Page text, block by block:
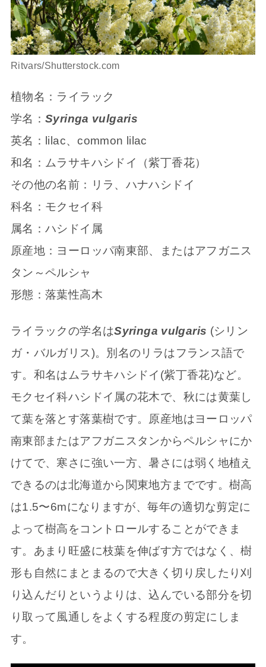
Ritvars/Shutterstock.com
植物名：ライラック
学名：Syringa vulgaris
英名：lilac、common lilac
和名：ムラサキハシドイ（紫丁香花）
その他の名前：リラ、ハナハシドイ
科名：モクセイ科
属名：ハシドイ属
原産地：ヨーロッパ南東部、またはアフガニス
タン～ペルシャ
形態：落葉性高木
ライラックの学名はSyringa vulgaris (シリン
ガ・バルガリス)。別名のリラはフランス語で
す。和名はムラサキハシドイ(紫丁香花)など。
モクセイ科ハシドイ属の花木で、秋には黄葉し
て葉を落とす落葉樹です。原産地はヨーロッパ
南東部またはアフガニスタンからペルシャにか
けてで、寒さに強い一方、暑さには弱く地植え
できるのは北海道から関東地方までです。樹高
は1.5〜6mになりますが、毎年の適切な剪定に
よって樹高をコントロールすることができま
す。あまり旺盛に枝葉を伸ばす方ではなく、樹
形も自然にまとまるので大きく切り戻したり刈
り込んだりというよりは、込んでいる部分を切
り取って風通しをよくする程度の剪定にしま
す。